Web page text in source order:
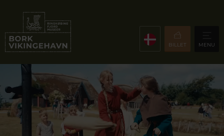
BILLET MENU